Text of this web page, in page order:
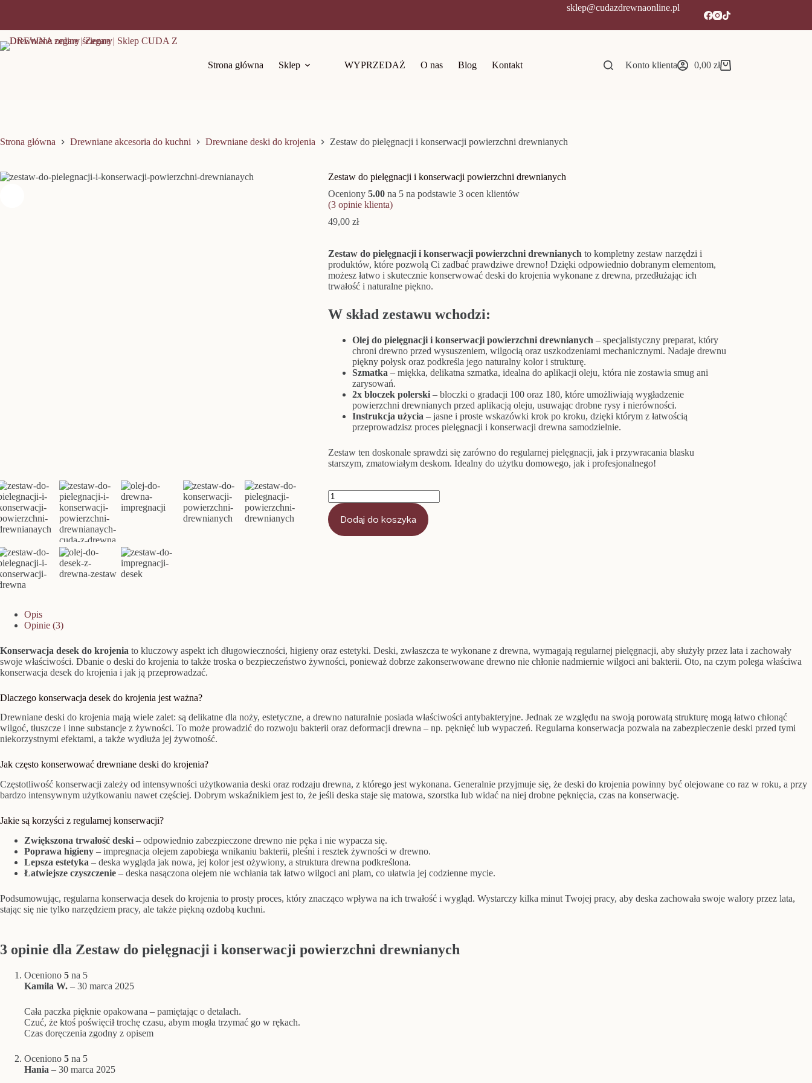
sklep@cudazdrewnaonline.pl
Strona główna Sklep WYPRZEDAŻ O nas Blog Kontakt Konto klienta Koszyk
0,00 zł
Strona główna Drewniane akcesoria do kuchni Drewniane deski do krojenia Zestaw do pielęgnacji i konserwacji powierzchni drewnianych
Zestaw do pielęgnacji i konserwacji powierzchni drewnianych
Oceniony 5.00na 5 na podstawie 3ocen klientów
(3opinie klienta)
49,00 zł
Zestaw do pielęgnacji i konserwacji powierzchni drewnianych to kompletny zestaw narzędzi i
produktów, które pozwolą Ci zadbać prawdziwe drewno! Dzięki odpowiednio dobranym elementom,
możesz łatwo i skutecznie konserwować deski do krojenia wykonane z drewna, przedłużając ich
trwałość i naturalne piękno.
W skład zestawu wchodzi:
Olej do pielęgnacji i konserwacji powierzchni drewnianych – specjalistyczny preparat, który
chroni drewno przed wysuszeniem, wilgocią oraz uszkodzeniami mechanicznymi. Nadaje drewnu
piękny połysk oraz podkreśla jego naturalny kolor i strukturę.
Szmatka – miękka, delikatna szmatka, idealna do aplikacji oleju, która nie zostawia smug ani
zarysowań.
2x bloczek polerski– bloczki o gradacji 100 oraz 180, które umożliwiają wygładzenie
powierzchni drewnianych przed aplikacją oleju, usuwając drobne rysy i nierówności.
Instrukcja użycia – jasne i proste wskazówki krok po kroku, dzięki którym z łatwością
przeprowadzisz proces pielęgnacji i konserwacji drewna samodzielnie.
Zestaw ten doskonale sprawdzi się zarówno do regularnej pielęgnacji, jak i przywracania blasku
starszym, zmatowiałym deskom. Idealny do użytku domowego, jak i profesjonalnego!
ilość
Zestaw
do
pielęgnacji
Dodaj do koszyka
Opis
Opinie (3)
Konserwacja desek do krojenia to kluczowy aspekt ich długowieczności, higieny oraz estetyki. Deski, zwłaszcza te wykonane z drewna, wymagają regularnej pielęgnacji, aby służyły przez lata i zachowały
swoje właściwości. Dbanie o deski do krojenia to także troska o bezpieczeństwo żywności, ponieważ dobrze zakonserwowane drewno nie chłonie nadmiernie wilgoci ani bakterii. Oto, na czym polega właściwa
konserwacja desek do krojenia i jak ją przeprowadzać.
Dlaczego konserwacja desek do krojenia jest ważna?
Drewniane deski do krojenia mają wiele zalet: są delikatne dla noży, estetyczne, a drewno naturalnie posiada właściwości antybakteryjne. Jednak ze względu na swoją porowatą strukturę mogą łatwo chłonąć
wilgoć, tłuszcze i inne substancje z żywności. To może prowadzić do rozwoju bakterii oraz deformacji drewna – np. pęknięć lub wypaczeń. Regularna konserwacja pozwala na zabezpieczenie deski przed tymi
niekorzystnymi efektami, a także wydłuża jej żywotność.
Jak często konserwować drewniane deski do krojenia?
Częstotliwość konserwacji zależy od intensywności użytkowania deski oraz rodzaju drewna, z którego jest wykonana. Generalnie przyjmuje się, że deski do krojenia powinny być olejowane co raz w roku, a przy
bardzo intensywnym użytkowaniu nawet częściej. Dobrym wskaźnikiem jest to, że jeśli deska staje się matowa, szorstka lub widać na niej drobne pęknięcia, czas na konserwację.
Jakie są korzyści z regularnej konserwacji?
Zwiększona trwałość deski – odpowiednio zabezpieczone drewno nie pęka i nie wypacza się.
Poprawa higieny – impregnacja olejem zapobiega wnikaniu bakterii, pleśni i resztek żywności w drewno.
Lepsza estetyka – deska wygląda jak nowa, jej kolor jest ożywiony, a struktura drewna podkreślona.
Łatwiejsze czyszczenie – deska nasączona olejem nie wchłania tak łatwo wilgoci ani plam, co ułatwia jej codzienne mycie.
Podsumowując, regularna konserwacja desek do krojenia to prosty proces, który znacząco wpływa na ich trwałość i wygląd. Wystarczy kilka minut Twojej pracy, aby deska zachowała swoje walory przez lata,
stając się nie tylko narzędziem pracy, ale także piękną ozdobą kuchni.
3 opinie dla Zestaw do pielęgnacji i konserwacji powierzchni drewnianych
Oceniono 5 na 5
Kamila W. – 30 marca 2025
Cała paczka pięknie opakowana – pamiętając o detalach.
Czuć, że ktoś poświęcił trochę czasu, abym mogła trzymać go w rękach.
Czas doręczenia zgodny z opisem
Oceniono 5 na 5
Hania – 30 marca 2025